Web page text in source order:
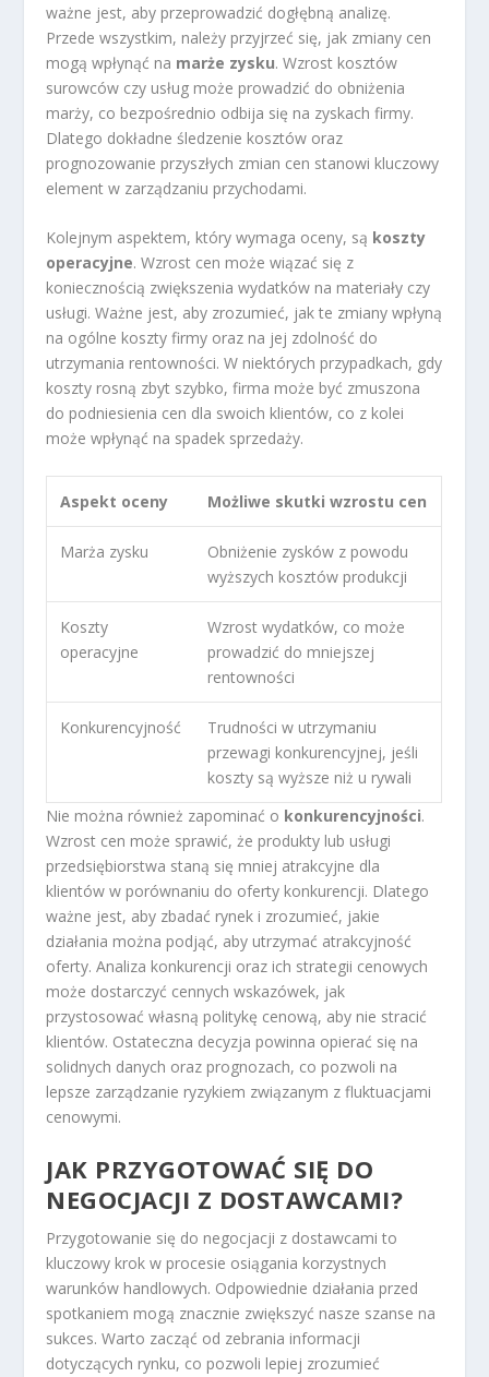
ważne jest, aby przeprowadzić dogłębną analizę.
Przede wszystkim, należy przyjrzeć się, jak zmiany cen
mogą wpłynąć na marże zysku. Wzrost kosztów
surowców czy usług może prowadzić do obniżenia
marży, co bezpośrednio odbija się na zyskach firmy.
Dlatego dokładne śledzenie kosztów oraz
prognozowanie przyszłych zmian cen stanowi kluczowy
element w zarządzaniu przychodami.
Kolejnym aspektem, który wymaga oceny, są koszty
operacyjne. Wzrost cen może wiązać się z
koniecznością zwiększenia wydatków na materiały czy
usługi. Ważne jest, aby zrozumieć, jak te zmiany wpłyną
na ogólne koszty firmy oraz na jej zdolność do
utrzymania rentowności. W niektórych przypadkach, gdy
koszty rosną zbyt szybko, firma może być zmuszona
do podniesienia cen dla swoich klientów, co z kolei
może wpłynąć na spadek sprzedaży.
Aspekt oceny Możliwe skutki wzrostu cen
Marża zysku
Obniżenie zysków z powodu
wyższych kosztów produkcji
Koszty
operacyjne
Wzrost wydatków, co może
prowadzić do mniejszej
rentowności
Konkurencyjność
Trudności w utrzymaniu
przewagi konkurencyjnej, jeśli
koszty są wyższe niż u rywali
Nie można również zapominać o konkurencyjności.
Wzrost cen może sprawić, że produkty lub usługi
przedsiębiorstwa staną się mniej atrakcyjne dla
klientów w porównaniu do oferty konkurencji. Dlatego
ważne jest, aby zbadać rynek i zrozumieć, jakie
działania można podjąć, aby utrzymać atrakcyjność
oferty. Analiza konkurencji oraz ich strategii cenowych
może dostarczyć cennych wskazówek, jak
przystosować własną politykę cenową, aby nie stracić
klientów. Ostateczna decyzja powinna opierać się na
solidnych danych oraz prognozach, co pozwoli na
lepsze zarządzanie ryzykiem związanym z fluktuacjami
cenowymi.
JAK PRZYGOTOWAĆ SIĘ DO
NEGOCJACJI Z DOSTAWCAMI?
Przygotowanie się do negocjacji z dostawcami to
kluczowy krok w procesie osiągania korzystnych
warunków handlowych. Odpowiednie działania przed
spotkaniem mogą znacznie zwiększyć nasze szanse na
sukces. Warto zacząć od zebrania informacji
dotyczących rynku, co pozwoli lepiej zrozumieć